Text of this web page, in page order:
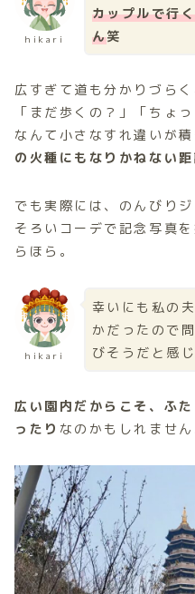
hikari
カップルで行
ん笑
広すぎて道も分かりづらく
「まだ歩くの？」「ちょ
なんて小さなすれ違いが
の火種にもなりかねない
でも実際には、のんびり
そろいコーデで記念写真
らほら。
hikari
幸いにも私の
かだったので
びそうだと感
広い園内だからこそ、ふ
ったり なのかもしれません